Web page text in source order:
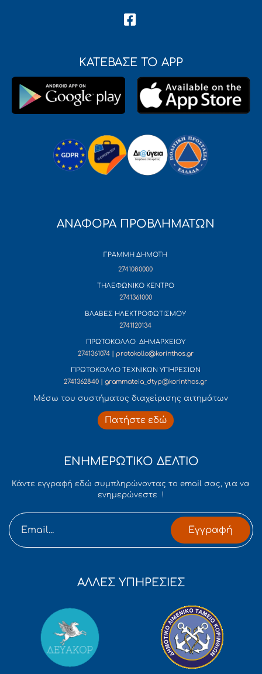
ΚΑΤΕΒΑΣΕ ΤΟ APP
ΑΝΑΦΟΡΑ ΠΡΟΒΛΗΜΑΤΩΝ
ΓΡΑΜΜΗ ΔΗΜΟΤΗ
2741080000
ΤΗΛΕΦΩΝΙΚΟ ΚΕΝΤΡΟ
2741361000
ΒΛΑΒΕΣ ΗΛΕΚΤΡΟΦΩΤΙΣΜΟΥ
2741120134
ΠΡΩΤΟΚΟΛΛΟ ΔΗΜΑΡΧΕΙΟΥ
2741361074 | protokollo@korinthos.gr
ΠΡΩΤΟΚΟΛΛΟ ΤΕΧΝΙΚΩΝ ΥΠΗΡΕΣΙΩΝ
2741362840 | grammateia_dtyp@korinthos.gr
Mέσω του συστήματος διαχείρισης αιτημάτων
Πατήστε εδώ
ΕΝΗΜΕΡΩΤΙΚΟ ΔΕΛΤΙΟ
Κάντε εγγραφή εδώ συμπληρώνοντας το email σας, για να
ενημερώνεστε !
Εγγραφή
ΑΛΛΕΣ ΥΠΗΡΕΣΙΕΣ